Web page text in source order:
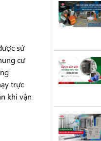
sử
cư
trực
khi vận